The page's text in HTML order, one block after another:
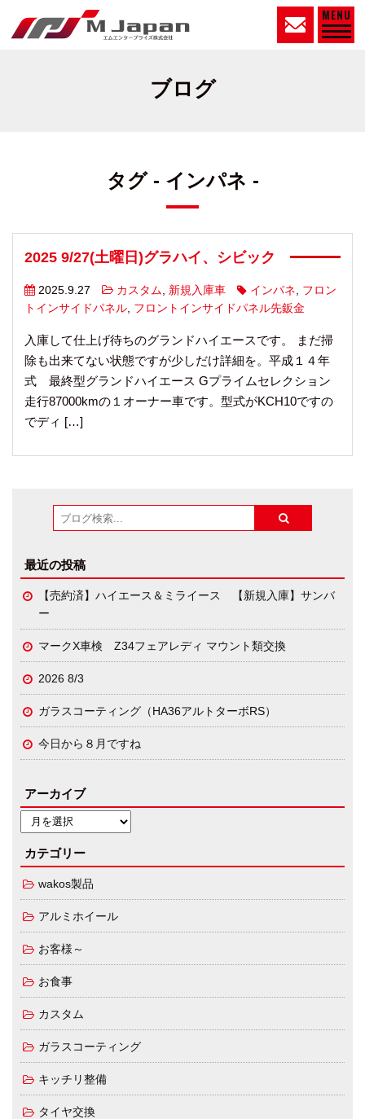
MENU
ブログ
タグ - インパネ -
2025 9/27(土曜日)グラハイ、シビック
2025.9.27 カスタム, 新規入庫車 インパネ, フロン
トインサイドパネル, フロントインサイドパネル先鈑金
入庫して仕上げ待ちのグランドハイエースです。 まだ掃
除も出来てない状態ですが少しだけ詳細を。平成１４年
式 最終型グランドハイエース Gプライムセレクション
走行87000kmの１オーナー車です。型式がKCH10ですの
でディ […]
最近の投稿
【売約済】ハイエース＆ミライース 【新規入庫】サンバ
ー
マークX車検 Z34フェアレディ マウント類交換
2026 8/3
ガラスコーティング（HA36アルトターボRS）
今日から８月ですね
アーカイブ
カテゴリー
wakos製品
アルミホイール
お客様～
お食事
カスタム
ガラスコーティング
キッチリ整備
タイヤ交換